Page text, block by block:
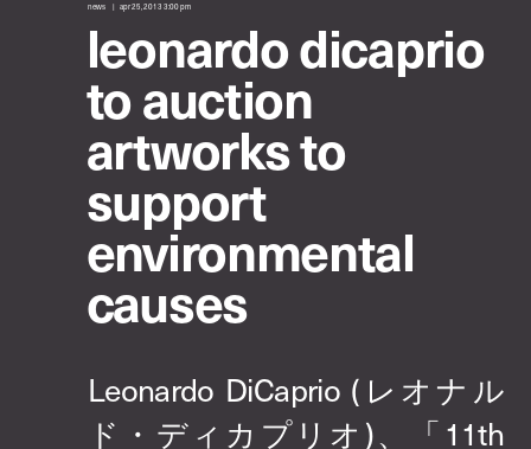
news apr 25, 2013 3:00 pm
leonardo dicaprio
to auction
artworks to
support
environmental
causes